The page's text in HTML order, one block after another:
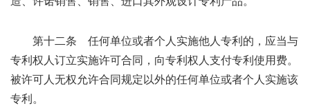
第十二条 任何单位或者个人实施他人专利的，应当与
专利权人订立实施许可合同，向专利权人支付专利使用费。
被许可人无权允许合同规定以外的任何单位或者个人实施该
专利。